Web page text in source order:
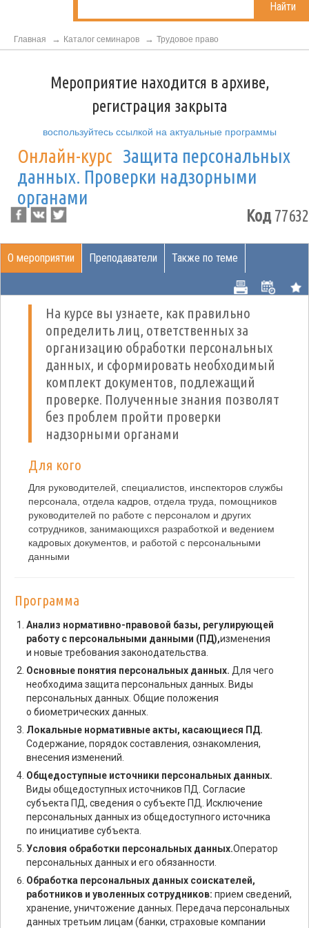
Найти
Главная Каталог семинаров Трудовое право
Мероприятие находится в архиве,
регистрация закрыта
воспользуйтесь ссылкой на актуальные программы
Онлайн-курс Защита персональных
данных. Проверки надзорными
органами
Код77632
О мероприятии Преподаватели Также по теме
На курсе вы узнаете, как правильно
определить лиц, ответственных за
организацию обработки персональных
данных, и сформировать необходимый
комплект документов, подлежащий
проверке. Полученные знания позволят
без проблем пройти проверки
надзорными органами
Для кого
Для руководителей, специалистов, инспекторов службы
персонала, отдела кадров, отдела труда, помощников
руководителей по работе с персоналом и других
сотрудников, занимающихся разработкой и ведением
кадровых документов, и работой с персональными
данными
Программа
Анализ нормативно-правовой базы, регулирующей
работу с персональными данными (ПД),изменения
и новые требования законодательства.
Основные понятия персональных данных. Для чего
необходима защита персональных данных. Виды
персональных данных. Общие положения
о биометрических данных.
Локальные нормативные акты, касающиеся ПД.
Содержание, порядок составления, ознакомления,
внесения изменений.
Общедоступные источники персональных данных.
Виды общедоступных источников ПД. Согласие
субъекта ПД, сведения о субъекте ПД. Исключение
персональных данных из общедоступного источника
по инициативе субъекта.
Условия обработки персональных данных.Оператор
персональных данных и его обязанности.
Обработка персональных данных соискателей,
работников и уволенных сотрудников: прием сведений,
хранение, уничтожение данных. Передача персональных
данных третьим лицам (банки, страховые компании